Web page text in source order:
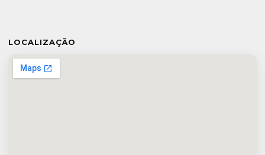
LOCALIZAÇÃO